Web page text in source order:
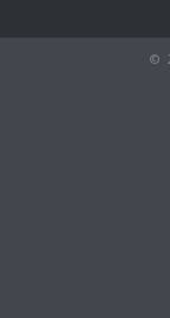
©